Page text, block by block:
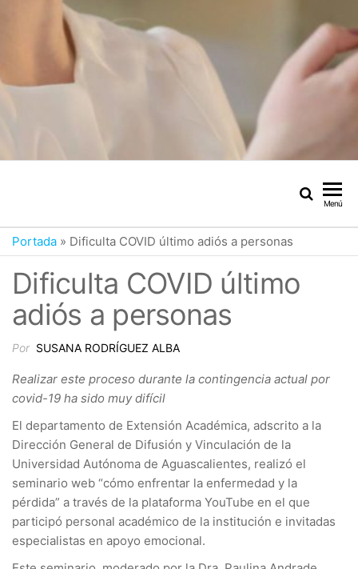
Menú
Portada » Dificulta COVID último adiós a personas
Dificulta COVID último
adiós a personas
Por SUSANA RODRÍGUEZ ALBA
Realizar este proceso durante la contingencia actual por
covid-19 ha sido muy difícil
El departamento de Extensión Académica, adscrito a la
Dirección General de Difusión y Vinculación de la
Universidad Autónoma de Aguascalientes, realizó el
seminario web “cómo enfrentar la enfermedad y la
pérdida” a través de la plataforma YouTube en el que
participó personal académico de la institución e invitadas
especialistas en apoyo emocional.